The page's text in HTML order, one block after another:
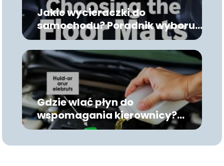
Jakie wycieraczki do
samochodu? Poradnik wyboru
najlepszych modeli
Gdzie wlać płyn do
wspomagania kierownicy?
Instrukcja krok po kroku